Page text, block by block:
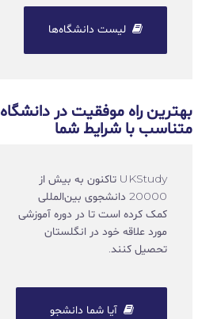
لیست دانشگاه‌ها
بهترین راه موفقیت در دانشگاه
متناسب با شرایط شما
UKStudy تاکنون به بیش از
20000 دانشجوی بین‌المللی
کمک کرده است تا در دوره آموزشی
مورد علاقه خود در انگلستان
تحصیل کنند.
آیا شما دانشجو